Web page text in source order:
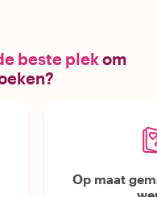
beste plekom
Op maat